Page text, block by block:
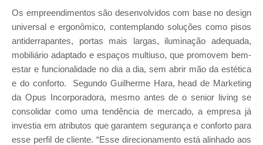
Os empreendimentos são desenvolvidos com base no design
universal e ergonômico, contemplando soluções como pisos
antiderrapantes, portas mais largas, iluminação adequada,
mobiliário adaptado e espaços multiuso, que promovem bem-
estar e funcionalidade no dia a dia, sem abrir mão da estética
e do conforto. Segundo Guilherme Hara, head de Marketing
da Opus Incorporadora, mesmo antes de o senior living se
consolidar como uma tendência de mercado, a empresa já
investia em atributos que garantem segurança e conforto para
esse perfil de cliente. “Esse direcionamento está alinhado aos